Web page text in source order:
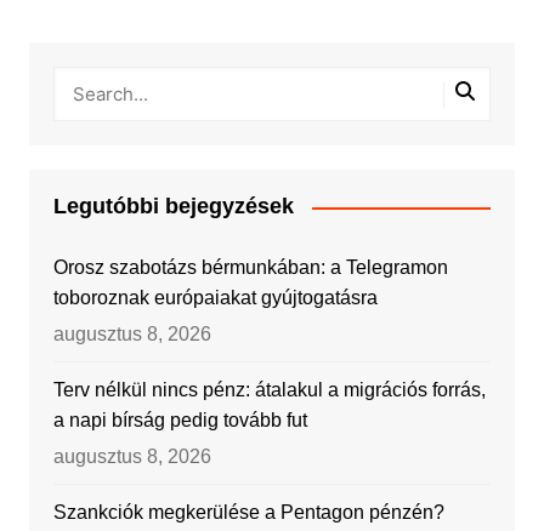
Legutóbbi bejegyzések
Orosz szabotázs bérmunkában: a Telegramon
toboroznak európaiakat gyújtogatásra
augusztus 8, 2026
Terv nélkül nincs pénz: átalakul a migrációs forrás,
a napi bírság pedig tovább fut
augusztus 8, 2026
Szankciók megkerülése a Pentagon pénzén?